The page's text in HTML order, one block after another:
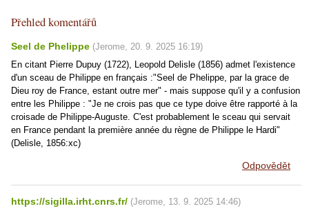
Přehled komentářů
Seel de Phelippe (Jerome 20. 9. 2025 16:19)
En citant Pierre Dupuy (1722), Leopold Delisle (1856) admet l'existence
d'un sceau de Philippe en français :"Seel de Phelippe, par la grace de
Dieu roy de France, estant outre mer" - mais suppose qu'il y a confusion
entre les Philippe : "Je ne crois pas que ce type doive être rapporté à la
croisade de Philippe-Auguste. C'est probablement le sceau qui servait
en France pendant la première année du règne de Philippe le Hardi"
(Delisle, 1856:xc)
Odpovědět
https://sigilla.irht.cnrs.fr/ (Jerome 13. 9. 2025 14:46)